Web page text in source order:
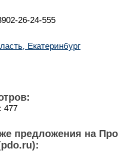
26-24-555
Екатеринбург
477
предложения на